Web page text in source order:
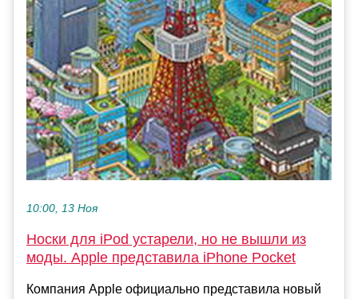
10:00, 13 Ноя
Носки для iPod устарели, но не вышли из
моды. Apple представила iPhone Pocket
Компания Apple официально представила новый